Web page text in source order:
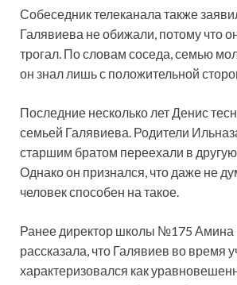
Собеседник телеканала также
Галявиева не обижали, потому что
трогал. По словам соседа, семью
он знал лишь с положительной
Последние несколько лет Денис
семьей Галявиева. Родители
старшим братом переехали в другую
Однако он признался, что даже не
человек способен на такое.
Ранее директор школы №175 Амина
рассказала, что Галявиев во время
характеризовался как